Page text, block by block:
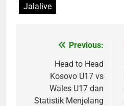
Jalalive
navigation
Previous:
Head to Head
Kosovo U17 vs
Wales U17 dan
Statistik Menjelang